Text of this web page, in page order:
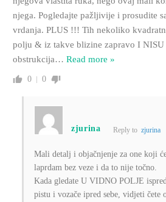
njega. Pogledajte pažljivije i prosudite
vrdanja. PLUS !!! Tih nekoliko
polju & iz takve blizine zapravo I NISU
obstrukcija… Read more »
0 0
zjurina Reply to zjurina
Mali detalj i objačnjenje za one koji
laprdam bez veze i da to nije točno.
Kada gledate U VIDNO POLJE
pistu i vozače ipred sebe, vidjeti čete